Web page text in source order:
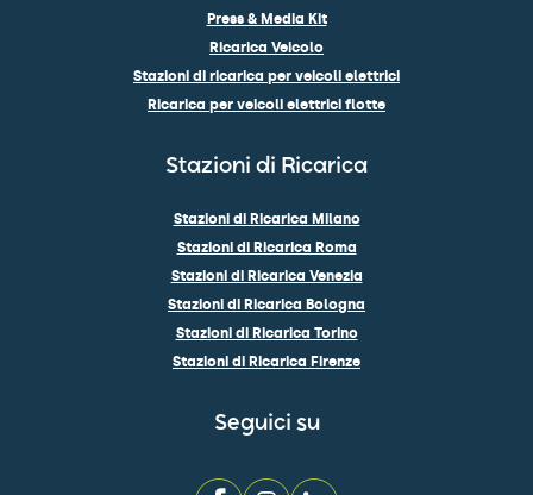
Press & Media Kit
Ricarica Veicolo
Stazioni di ricarica per veicoli elettrici
Ricarica per veicoli elettrici flotte
Stazioni di Ricarica
Stazioni di Ricarica Milano
Stazioni di Ricarica Roma
Stazioni di Ricarica Venezia
Stazioni di Ricarica Bologna
Stazioni di Ricarica Torino
Stazioni di Ricarica Firenze
Seguici su